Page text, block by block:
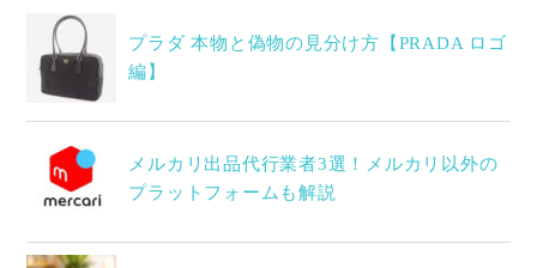
プラダ 本物と偽物の見分け方【PRADA ロゴ
編】
メルカリ出品代行業者3選！メルカリ以外の
プラットフォームも解説